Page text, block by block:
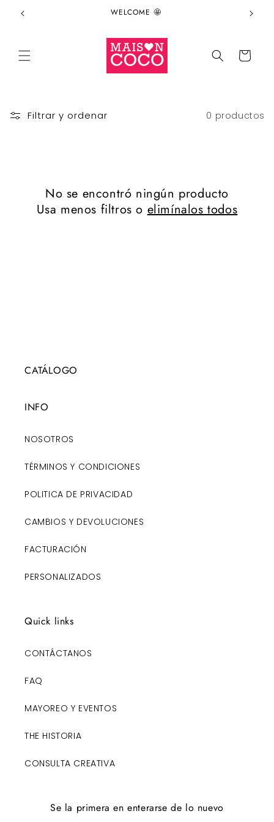
directamente
WELCOME 🤩
Carrito
Filtrar y ordenar 0 productos
No se encontró ningún producto
Usa menos filtros oelimínalos todos
CATÁLOGO
INFO
NOSOTROS
TÉRMINOS Y CONDICIONES
POLITICA DE PRIVACIDAD
CAMBIOS Y DEVOLUCIONES
FACTURACIÓN
PERSONALIZADOS
Quick links
CONTÁCTANOS
FAQ
MAYOREO Y EVENTOS
THE HISTORIA
CONSULTA CREATIVA
Se la primera en enterarse de lo nuevo